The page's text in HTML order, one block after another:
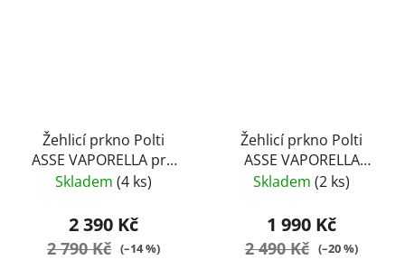
Žehlicí prkno Polti
ASSE VAPORELLA pro
parní žehličky
Skladem (4 ks)
2 390 Kč
2 790 Kč (–14 %)
Žehlicí prkno Polti
ASSE VAPORELLA
ESSENTIAL pro parní
Skladem (2 ks)
1 990 Kč
2 490 Kč (–20 %)